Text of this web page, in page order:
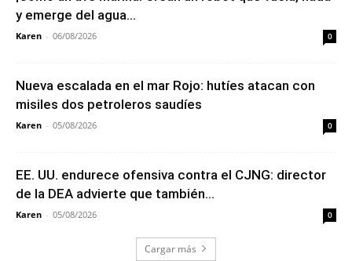
y emerge del agua...
Karen - 06/08/2026 0
Nueva escalada en el mar Rojo: hutíes atacan con
misiles dos petroleros saudíes
Karen - 05/08/2026 0
EE. UU. endurece ofensiva contra el CJNG: director
de la DEA advierte que también...
Karen - 05/08/2026 0
Cargar más